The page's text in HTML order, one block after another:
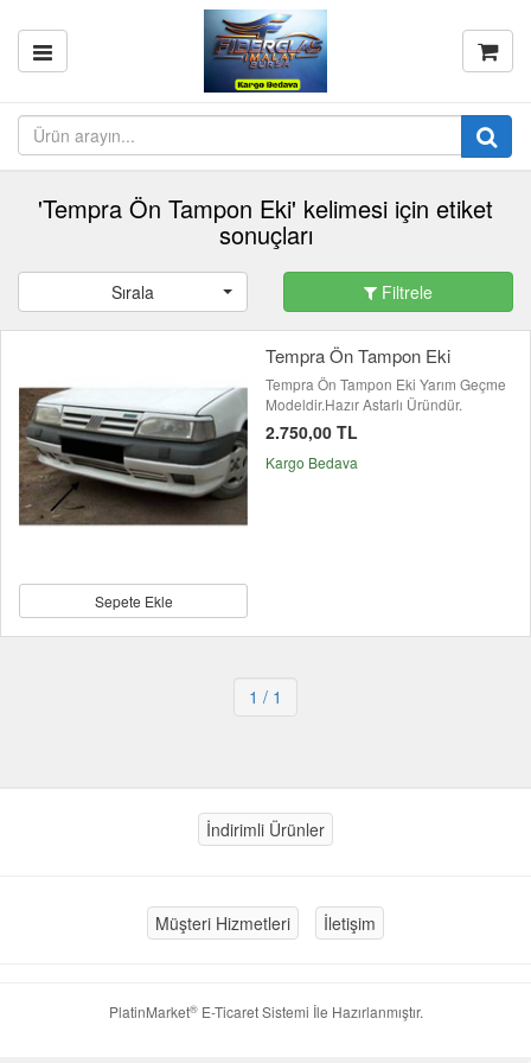
'Tempra Ön Tampon Eki' kelimesi için etiket
sonuçları
Sırala Filtrele
Sepete Ekle
Tempra Ön Tampon Eki
Tempra Ön Tampon Eki Yarım Geçme
Modeldir.Hazır Astarlı Üründür.
2.750,00 TL
Kargo Bedava
1 / 1
İndirimli Ürünler
Müşteri Hizmetleri İletişim
PlatinMarket®E-Ticaret Sistemi İle Hazırlanmıştır.